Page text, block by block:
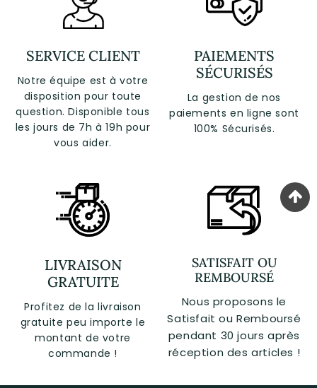
SERVICE CLIENT
Notre équipe est à votre
disposition pour toute
question. Disponible tous
les jours de 7h à 19h pour
vous aider.
PAIEMENTS
SÉCURISÉS
La gestion de nos
paiements en ligne sont
100% Sécurisés.
LIVRAISON
GRATUITE
Profitez de la livraison
gratuite peu importe le
montant de votre
commande !
SATISFAIT OU
REMBOURSÉ
Nous proposons le
Satisfait ou Remboursé
pendant 30 jours après
réception des articles !